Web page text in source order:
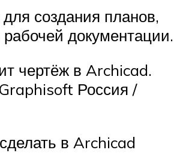
создания планов,
документации.
чертёж в Archicad.
Россия /
в Archicad